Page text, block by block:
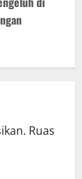
Ruas